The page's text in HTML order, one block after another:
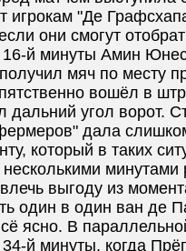
игрокам "Де
они смогут
16-й минуты Амин
мяч по месту
вошёл в
дальний угол ворот.
дала
который в таких
несколькими
выгоду из
один в один ван де
ясно. В
34-й минуты, когда